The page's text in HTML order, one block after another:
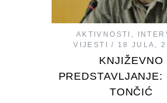
AKTIVNOSTI
VIJESTI
18 JULA,
KNJIŽEVNO
PREDSTAVLJANJE:
TONČIĆ